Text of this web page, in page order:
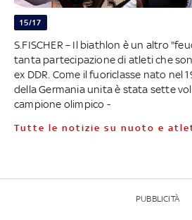
15/17
S.FISCHER – Il biathlon è un altro
tanta partecipazione di atleti che
ex DDR. Come il fuoriclasse nato nel
della Germania unita è stata sette
campione olimpico -
Tutte le notizie su nuoto e
PUBBLICITÀ